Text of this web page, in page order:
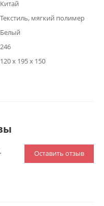
Китай
Текстиль, мягкий полимер
Белый
246
120 x 195 x 150
Оставить отзыв